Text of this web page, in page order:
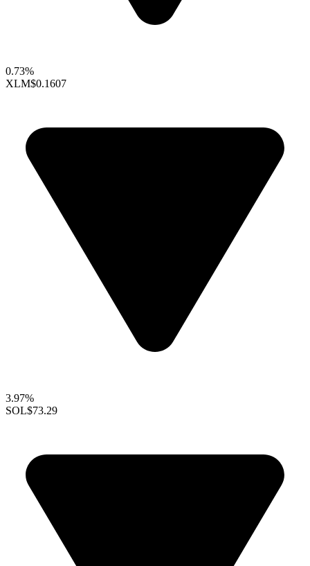
0.73%
XLM$0.1607
3.97%
SOL$73.29